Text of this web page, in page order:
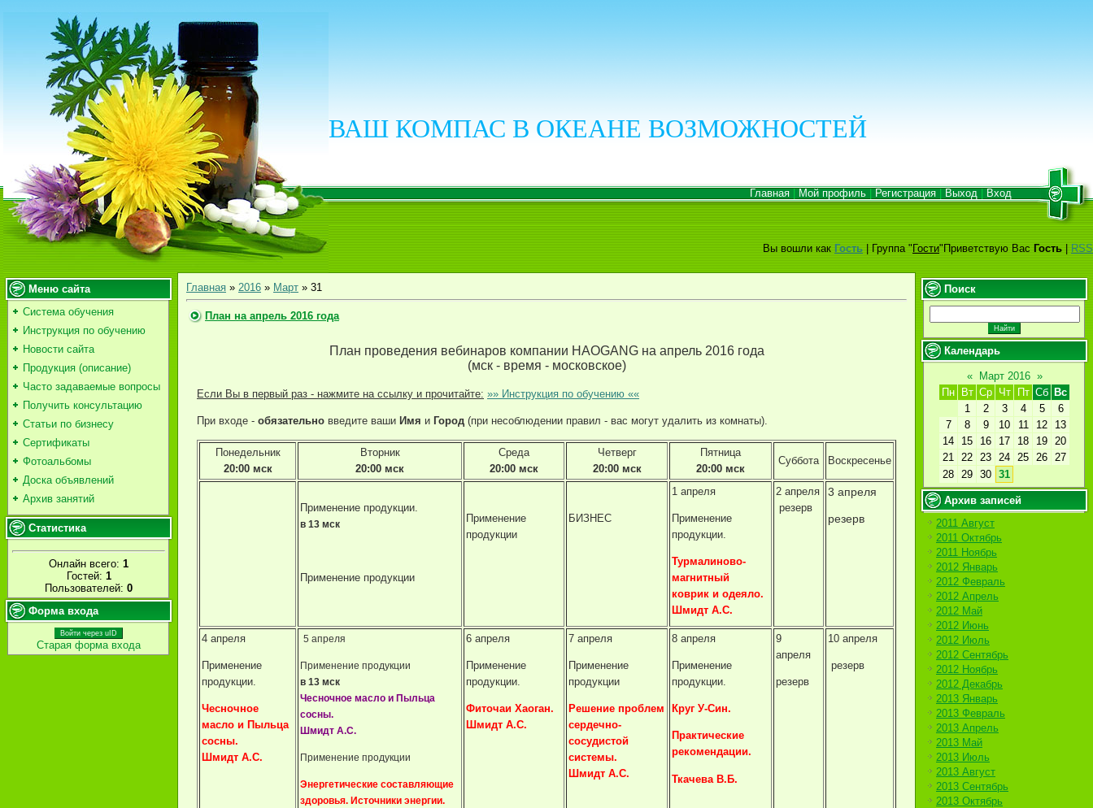
ВАШ КОМПАС В ОКЕАНЕ ВОЗМОЖНОСТЕЙ
Главная Мой профиль Регистрация Выход Вход
Вы вошли как Гость|Группа"Гости"Приветствую Вас Гость |RSS
Меню сайта
Система обучения
Инструкция по обучению
Новости сайта
Продукция (описание)
Часто задаваемые вопросы
Получить консультацию
Статьи по бизнесу
Сертификаты
Фотоальбомы
Доска объявлений
Архив занятий
Статистика
Онлайн всего: 1
Гостей: 1
Пользователей: 0
Форма входа
Войти через uID
Старая форма входа
Главная » 2016 » Март » 31
План на апрель 2016 года
План проведения вебинаров компании HAOGANG на апрель 2016 года
(мск - время - московское)
Если Вы в первый раз - нажмите на ссылку и прочитайте: »» Инструкция по обучению ««
При входе - обязательно введите ваши Имя и Город (при несоблюдении правил - вас могут удалить из комнаты).
Понедельник
20:00 мск
Вторник
20:00 мск
Среда
20:00 мск
Четверг
20:00 мск
Пятница
20:00 мск
Суббота Воскресенье
Применение продукции.
в 13 мск
Применение продукции
Применение
продукции
БИЗНЕС
1 апреля
Применение
продукции.
Турмалиново-
магнитный
коврик и одеяло.
Шмидт А.С.
2 апреля
резерв
3 апреля
резерв
4 апреля
Применение
продукции.
Чесночное
масло и Пыльца
сосны.
Шмидт А.С.
5 апреля
Применение продукции
в 13 мск
Чесночное масло и Пыльца
сосны.
Шмидт А.С.
Применение продукции
Энергетические составляющие
здоровья. Источники энергии.
6 апреля
Применение
продукции.
Фиточаи Хаоган.
Шмидт А.С.
7 апреля
Применение
продукции
Решение проблем
сердечно-
сосудистой
системы.
Шмидт А.С.
8 апреля
Применение
продукции.
Круг У-Син.
Практические
рекомендации.
Ткачева В.Б.
9
апреля
резерв
10 апреля
резерв
Поиск
Календарь
« Март 2016 »
Пн
Вт Ср Чт Пт Сб Вс
1
2 3 4 5
6
7
8 9 10 11 12
13
14
15 16 17 18 19 20
21 22 23 24 25 26 27
28 29 30 31
Архив записей
2011 Август
2011 Октябрь
2011 Ноябрь
2012 Январь
2012 Февраль
2012 Апрель
2012 Май
2012 Июнь
2012 Июль
2012 Сентябрь
2012 Ноябрь
2012 Декабрь
2013 Январь
2013 Февраль
2013 Апрель
2013 Май
2013 Июль
2013 Август
2013 Сентябрь
2013 Октябрь